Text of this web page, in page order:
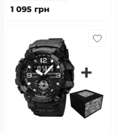
1 095 грн